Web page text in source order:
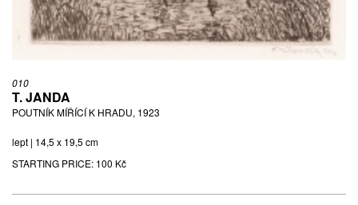
010
T. JANDA
POUTNÍK MÍŘÍCÍ K HRADU, 1923
lept | 14,5 x 19,5 cm
STARTING PRICE: 100 Kč